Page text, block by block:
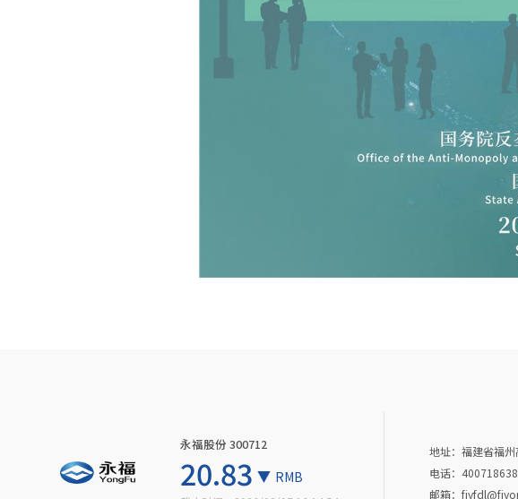
永福股份 300712
20.83 RMB
地址：福建省福
电话：
邮箱：